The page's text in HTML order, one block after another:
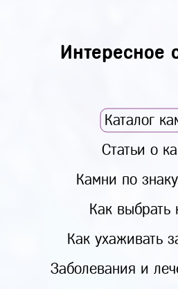
Интересное
Каталог
Статьи о
Камни по
Как выбрать
Как ухаживать
Заболевания и